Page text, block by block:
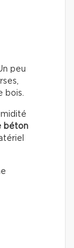
peu
bois.
béton